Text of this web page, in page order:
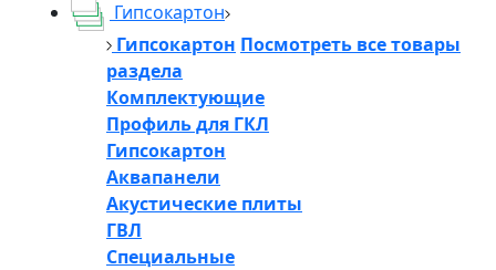
Гипсокартон
Гипсокартон Посмотреть все товары
раздела
Комплектующие
Профиль для ГКЛ
Гипсокартон
Аквапанели
Акустические плиты
ГВЛ
Специальные